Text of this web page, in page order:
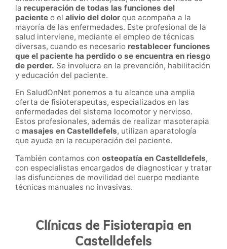
la recuperación de todas las funciones del
paciente o el alivio del dolor que acompaña a la
mayoría de las enfermedades. Este profesional de la
salud interviene, mediante el empleo de técnicas
diversas, cuando es necesario restablecer funciones
que el paciente ha perdido o se encuentra en riesgo
de perder. Se involucra en la prevención, habilitación
y educación del paciente.
En SaludOnNet ponemos a tu alcance una amplia
oferta de fisioterapeutas, especializados en las
enfermedades del sistema locomotor y nervioso.
Estos profesionales, además de realizar masoterapia
o masajes en Castelldefels, utilizan aparatología
que ayuda en la recuperación del paciente.
También contamos con osteopatía en Castelldefels,
con especialistas encargados de diagnosticar y tratar
las disfunciones de movilidad del cuerpo mediante
técnicas manuales no invasivas.
Clínicas de Fisioterapia en
Castelldefels